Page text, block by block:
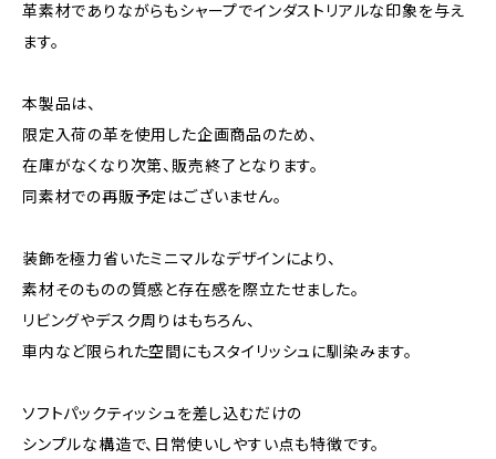
革素材でありながらもシャープでインダストリアルな印象を与え
ます。
本製品は、
限定入荷の革を使用した企画商品のため、
在庫がなくなり次第、販売終了となります。
同素材での再販予定はございません。
装飾を極力省いたミニマルなデザインにより、
素材そのものの質感と存在感を際立たせました。
リビングやデスク周りはもちろん、
車内など限られた空間にもスタイリッシュに馴染みます。
ソフトパックティッシュを差し込むだけの
シンプルな構造で、日常使いしやすい点も特徴です。